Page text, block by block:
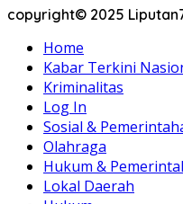
copyright© 2025
Home
Kabar Terkini
Kriminalitas
Log In
Sosial &
Olahraga
Hukum &
Lokal Daerah